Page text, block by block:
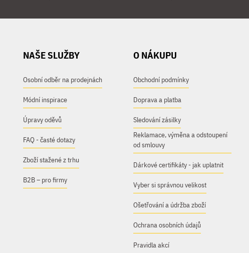
NAŠE SLUŽBY
Osobní odběr na prodejnách
Módní inspirace
Úpravy oděvů
FAQ - časté dotazy
Zboží stažené z trhu
B2B – pro firmy
O NÁKUPU
Obchodní podmínky
Doprava a platba
Sledování zásilky
Reklamace, výměna a odstoupení
od smlouvy
Dárkové certifikáty - jak uplatnit
Vyber si správnou velikost
Ošetřování a údržba zboží
Ochrana osobních údajů
Pravidla akcí